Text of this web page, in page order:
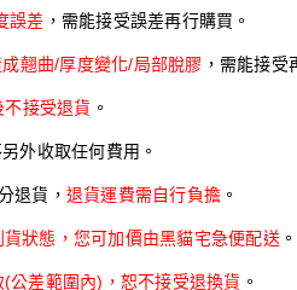
誤差 ，需能接受誤差再行購買。
翹曲/厚度變化/局部脫膠 ，需能接受
接受退貨 。
另外收取任何費用。
退貨， 退貨運費需自行負擔 。
狀態，您可加價由黑貓宅急便配送。
公差範圍內)，恕不接受退換貨 。